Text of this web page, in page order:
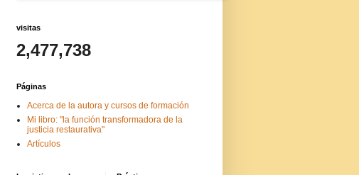
visitas
2,477,738
Páginas
Acerca de la autora y cursos de formación
Mi libro: "la función transformadora de la
justicia restaurativa"
Artículos